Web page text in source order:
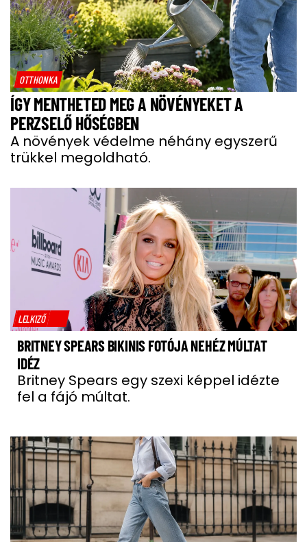
OTTHONKA
ÍGY MENTHETED MEG A NÖVÉNYEKET A
PERZSELŐ HŐSÉGBEN
A növények védelme néhány egyszerű
trükkel megoldható.
LELKIZŐ
BRITNEY SPEARS BIKINIS FOTÓJA NEHÉZ MÚLTAT
IDÉZ
Britney Spears egy szexi képpel idézte
fel a fájó múltat.